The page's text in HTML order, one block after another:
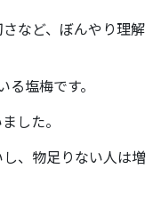
など、ぼんやり理解
塩梅です。
した。
、物足りない人は増